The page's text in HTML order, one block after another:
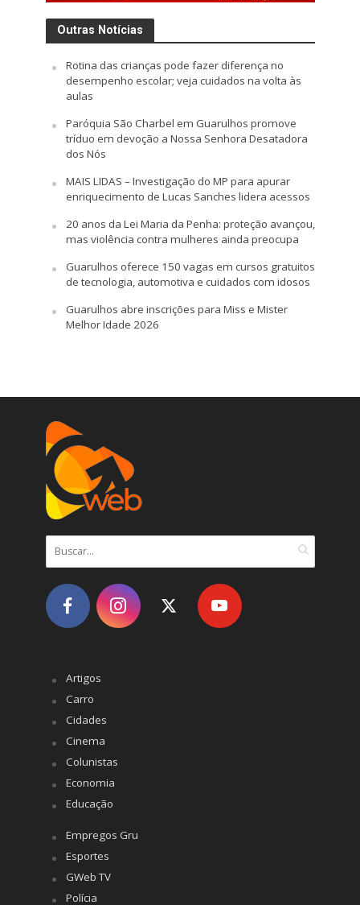
Outras Notícias
Rotina das crianças pode fazer diferença no
desempenho escolar; veja cuidados na volta às
aulas
Paróquia São Charbel em Guarulhos promove
tríduo em devoção a Nossa Senhora Desatadora
dos Nós
MAIS LIDAS – Investigação do MP para apurar
enriquecimento de Lucas Sanches lidera acessos
20 anos da Lei Maria da Penha: proteção avançou,
mas violência contra mulheres ainda preocupa
Guarulhos oferece 150 vagas em cursos gratuitos
de tecnologia, automotiva e cuidados com idosos
Guarulhos abre inscrições para Miss e Mister
Melhor Idade 2026
Artigos
Carro
Cidades
Cinema
Colunistas
Economia
Educação
Empregos Gru
Esportes
GWeb TV
Polícia